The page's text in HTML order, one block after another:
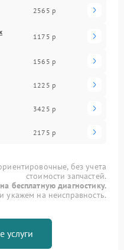
2565 р
1175 р
1565 р
1225 р
3425 р
2175 р
без учета
стоимости запчастей.
бесплатную диагностику.
укажем на неисправность.
услуги